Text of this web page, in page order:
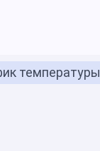
температуры